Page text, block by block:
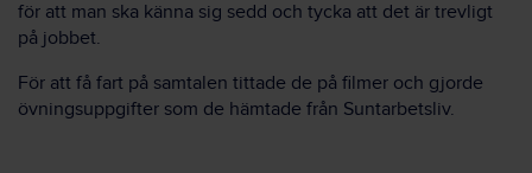
för att man ska känna sig sedd och tycka att det är trevligt
på jobbet.
För att få fart på samtalen tittade de på filmer och gjorde
övningsuppgifter som de hämtade från Suntarbetsliv.